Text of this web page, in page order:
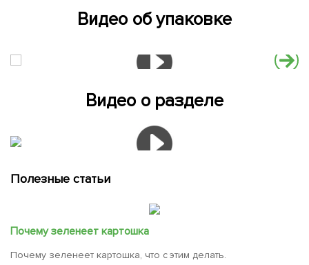
Видео об упаковке
Видео о разделе
Полезные статьи
Почему зеленеет картошка
Почему зеленеет картошка, что с этим делать.